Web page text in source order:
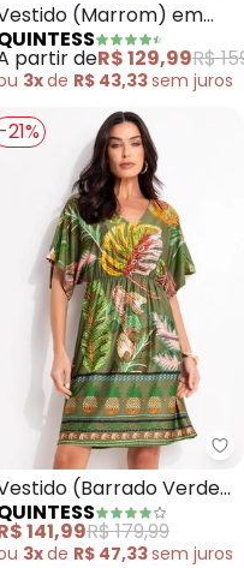
(Marrom) em
Suede
partir deR$ 129,99R$
3xde R$ 43,33sem juros
- Vestido (Floral
-21%
(Barrado Verde)
Malha Fria
141,99R$ 179,99
3xde R$ 47,33sem juros